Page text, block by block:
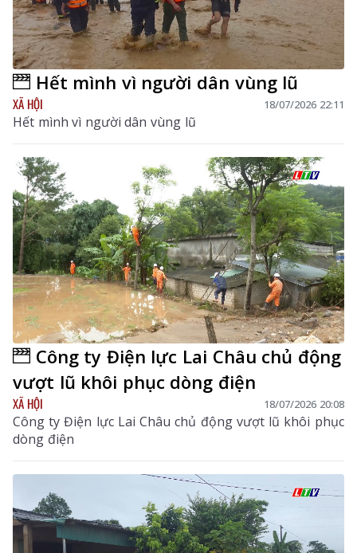
Hết mình vì người dân vùng lũ
XÃ HỘI 18/07/2026 22:11
Hết mình vì người dân vùng lũ
Công ty Điện lực Lai Châu chủ động
vượt lũ khôi phục dòng điện
XÃ HỘI 18/07/2026 20:08
Công ty Điện lực Lai Châu chủ động vượt lũ khôi phục
dòng điện